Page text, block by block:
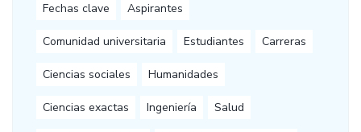
Fechas clave Aspirantes
Comunidad universitaria Estudiantes Carreras
Ciencias sociales Humanidades
Ciencias exactas Ingeniería Salud